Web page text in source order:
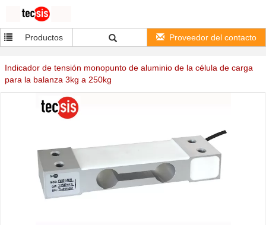
Productos Proveedor del contacto
Indicador de tensión monopunto de aluminio de la célula de carga
para la balanza 3kg a 250kg